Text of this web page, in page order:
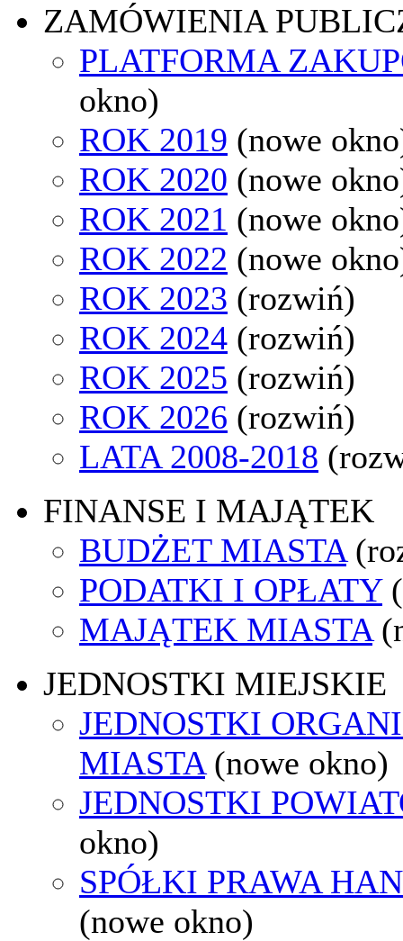
ZAMÓWIENIA
PLATFORMA
okno)
ROK 2019 (nowe
ROK 2020 (nowe
ROK 2021 (nowe
ROK 2022 (nowe
ROK 2023 (rozwiń)
ROK 2024 (rozwiń)
ROK 2025 (rozwiń)
ROK 2026 (rozwiń)
LATA 2008-2018
FINANSE I MAJĄTEK
BUDŻET MIASTA
PODATKI I OPŁATY
MAJĄTEK MIASTA
JEDNOSTKI MIEJSKIE
JEDNOSTKI
MIASTA (nowe okno)
JEDNOSTKI
okno)
SPÓŁKI PRAWA
(nowe okno)